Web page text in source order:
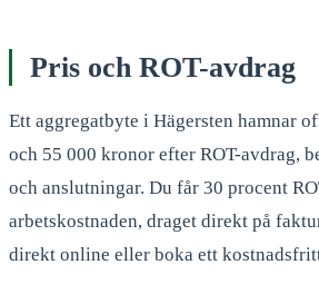
Pris och ROT-avdrag
Ett aggregatbyte i Hägersten hamnar
och 55 000 kronor efter ROT-avdrag,
och anslutningar. Du får 30 procent
arbetskostnaden, draget direkt på
direkt online eller boka ett